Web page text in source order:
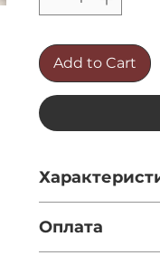
Add to Cart
Діаметр каміння -
Фурнітура -
Оплата